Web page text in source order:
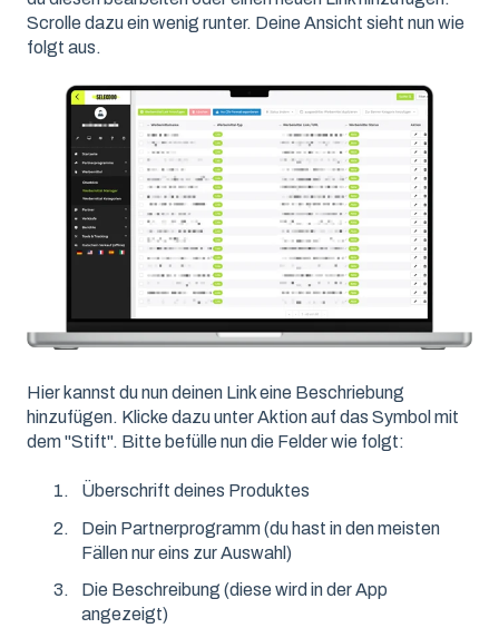
Scrolle dazu ein wenig runter. Deine Ansicht sieht nun wie
folgt aus.
Hier kannst du nun deinen Link eine Beschriebung
hinzufügen. Klicke dazu unter Aktion auf das Symbol mit
dem "Stift". Bitte befülle nun die Felder wie folgt:
Überschrift deines Produktes
Dein Partnerprogramm (du hast in den meisten
Fällen nur eins zur Auswahl)
Die Beschreibung (diese wird in der App
angezeigt)